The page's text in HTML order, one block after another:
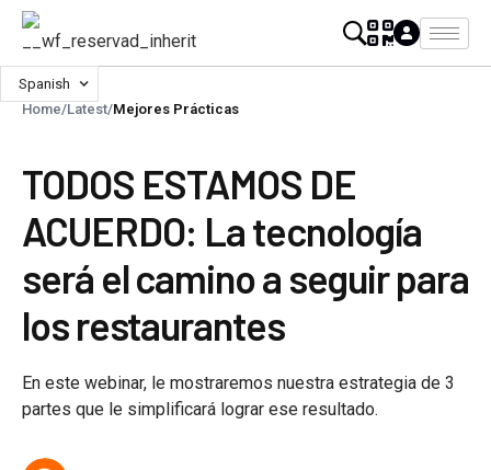
Spanish
Home/Latest/Mejores Prácticas
TODOS ESTAMOS DE
ACUERDO: La tecnología
será el camino a seguir para
los restaurantes
En este webinar, le mostraremos nuestra estrategia de 3
partes que le simplificará lograr ese resultado.